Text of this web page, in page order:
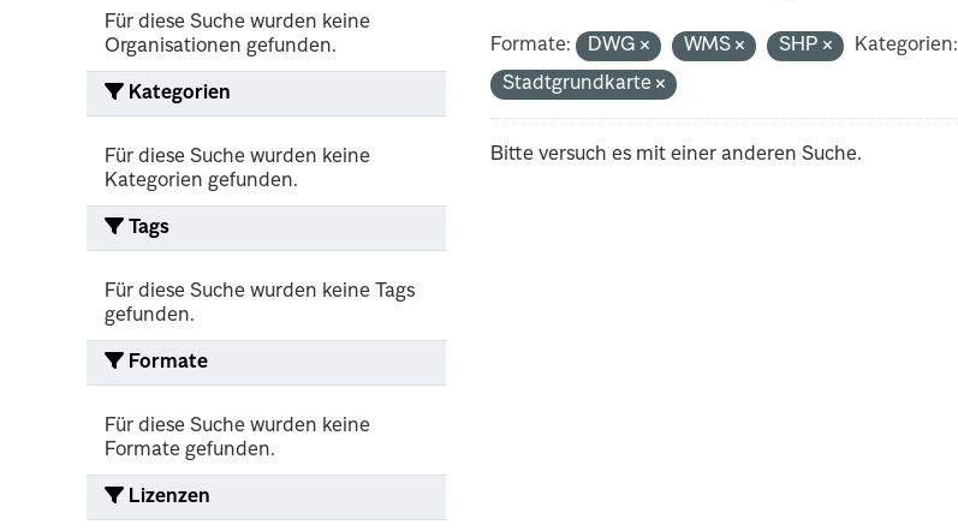
Für diese Suche wurden keine
Organisationen gefunden.
Kategorien
Für diese Suche wurden keine
Kategorien gefunden.
Tags
Für diese Suche wurden keine Tags
gefunden.
Formate
Für diese Suche wurden keine
Formate gefunden.
Lizenzen
Formate: DWG WMS SHP Kategorien:
Stadtgrundkarte
Bitte versuch es mit einer anderen Suche.